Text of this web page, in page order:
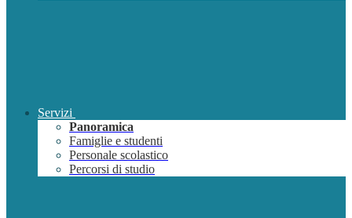
Servizi
Panoramica
Famiglie e studenti
Personale scolastico
Percorsi di studio